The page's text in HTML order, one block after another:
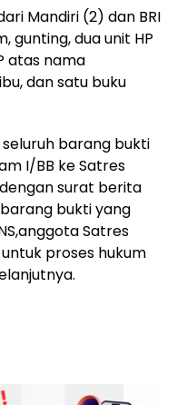
Mandiri (2) dan BRI
gunting, dua unit HP
atas nama
dan satu buku
barang bukti
I/BB ke Satres
surat berita
bukti yang
Satres
proses hukum